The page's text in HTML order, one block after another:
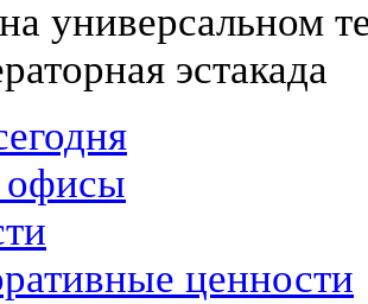
на универсальном
эстакада
ценности